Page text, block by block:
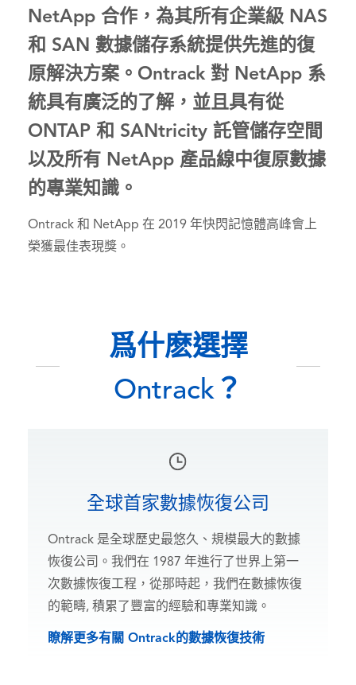
NetApp 合作，為其所有企業級 NAS
和 SAN 數據儲存系統提供先進的復
原解決方案。Ontrack 對 NetApp 系
統具有廣泛的了解，並且具有從
ONTAP 和 SANtricity 託管儲存空間
以及所有 NetApp 產品線中復原數據
的專業知識。
Ontrack 和 NetApp 在 2019 年快閃記憶體高峰會上
榮獲最佳表現獎。
爲什麽選擇
Ontrack？
全球首家數據恢復公司
Ontrack 是全球歷史最悠久、規模最大的數據
恢復公司。我們在 1987 年進行了世界上第一
次數據恢復工程，從那時起，我們在數據恢復
的範疇, 積累了豐富的經驗和專業知識。
瞭解更多有關 Ontrack的數據恢復技術